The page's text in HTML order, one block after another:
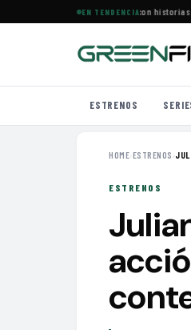
EN TENDENCIA
especial de películas con historias de
ESTRENOS
HOME›ESTRENOS ›
ESTRENOS